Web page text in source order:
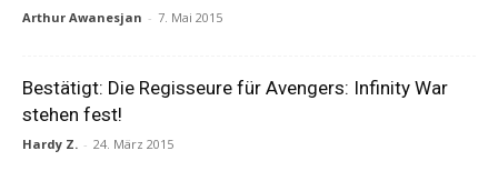
Arthur Awanesjan - 7. Mai 2015
Bestätigt: Die Regisseure für Avengers: Infinity War
stehen fest!
Hardy Z. - 24. März 2015